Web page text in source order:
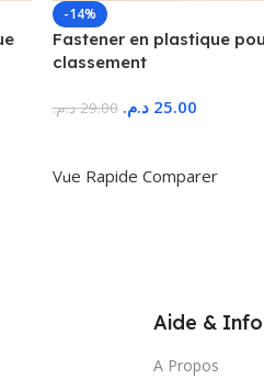
-14%
Fastener en plastique
classement
29.00 د.م. 25.00 د.م.
Vue Rapide Comparer
Aide &
A Propos